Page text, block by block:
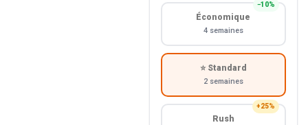
−10%
Économique
4 semaines
⭐ Standard
2 semaines
+25%
Rush